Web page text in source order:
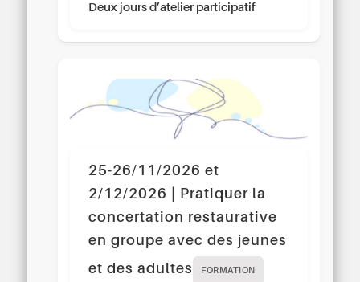
Deux jours d’atelier participatif
25-26/11/2026 et
2/12/2026 | Pratiquer la
concertation restaurative
en groupe avec des jeunes
et des adultes
FORMATION